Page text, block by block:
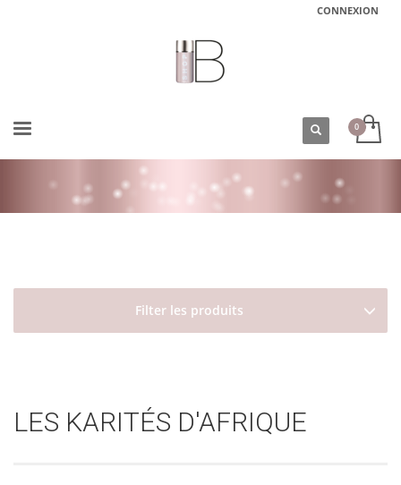
CONNEXION
Filter les produits
LES KARITÉS D'AFRIQUE